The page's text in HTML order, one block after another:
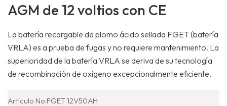
AGM de 12 voltios con CE
La batería recargable de plomo ácido sellada FGET (batería
VRLA) es a prueba de fugas y no requiere mantenimiento. La
superioridad de la batería VRLA se deriva de su tecnología
de recombinación de oxígeno excepcionalmente eficiente.
Artículo No:FGET 12V50AH